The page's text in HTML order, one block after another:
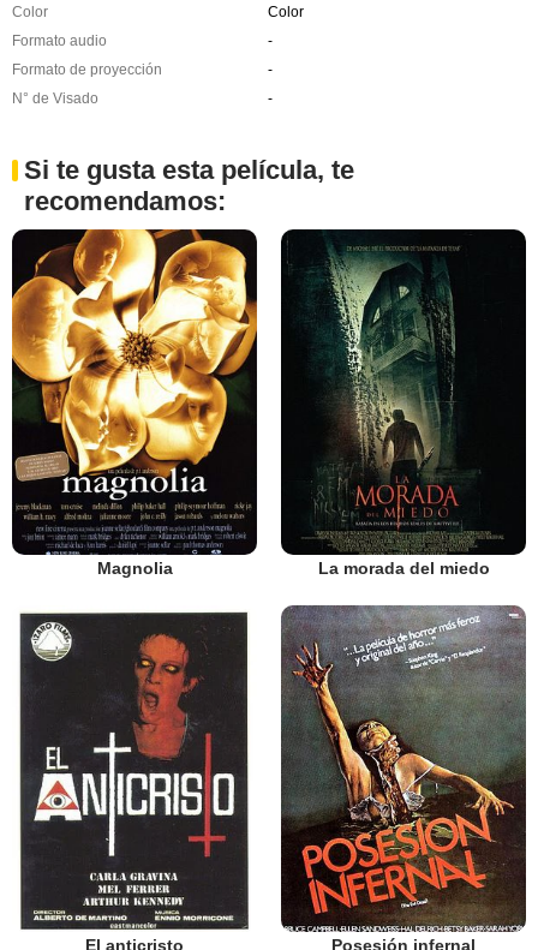
Color
Color
Formato audio
-
Formato de proyección
-
N° de Visado
-
Si te gusta esta película, te
recomendamos:
Magnolia La morada del miedo
El anticristo Posesión infernal